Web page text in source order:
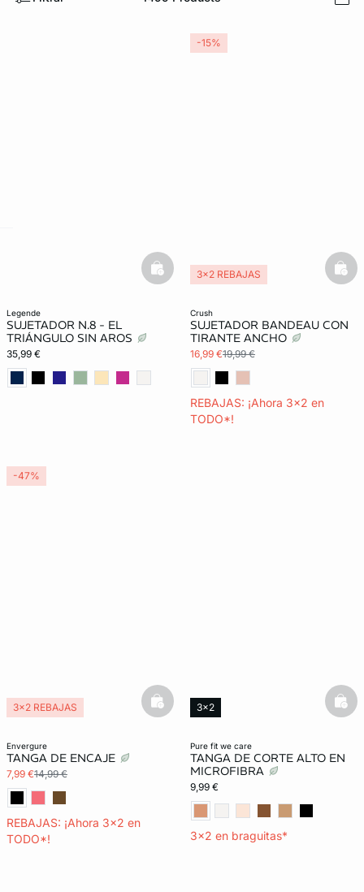
legende
SUJETADOR N.8 - EL
TRIÁNGULO SIN AROS
35,99 €
basketfull
crush
SUJETADOR BANDEAU CON
TIRANTE ANCHO
16,99 €19,99 €
REBAJAS: ¡Ahora 3x2 en
TODO*!
3x2 REBAJAS
-15%
envergure
TANGA DE ENCAJE
7,99 €14,99 €
REBAJAS: ¡Ahora 3x2 en
TODO*!
3x2 REBAJAS basketfull
-47%
pure fit we care
TANGA DE CORTE ALTO EN
MICROFIBRA
9,99 €
3x2 en braguitas*
3x2
Lencería invisible